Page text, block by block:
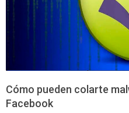
Cómo pueden colarte
Facebook